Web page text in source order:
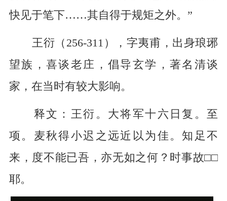
快见于笔下……其自得于规矩之外。”
王衍（256-311），字夷甫，出身琅琊
望族，喜谈老庄，倡导玄学，著名清谈
家，在当时有较大影响。
释文：王衍。大将军十六日复。至
项。麦秋得小迟之远近以为佳。知足不
来，度不能已吾，亦无如之何？时事故□□
耶。